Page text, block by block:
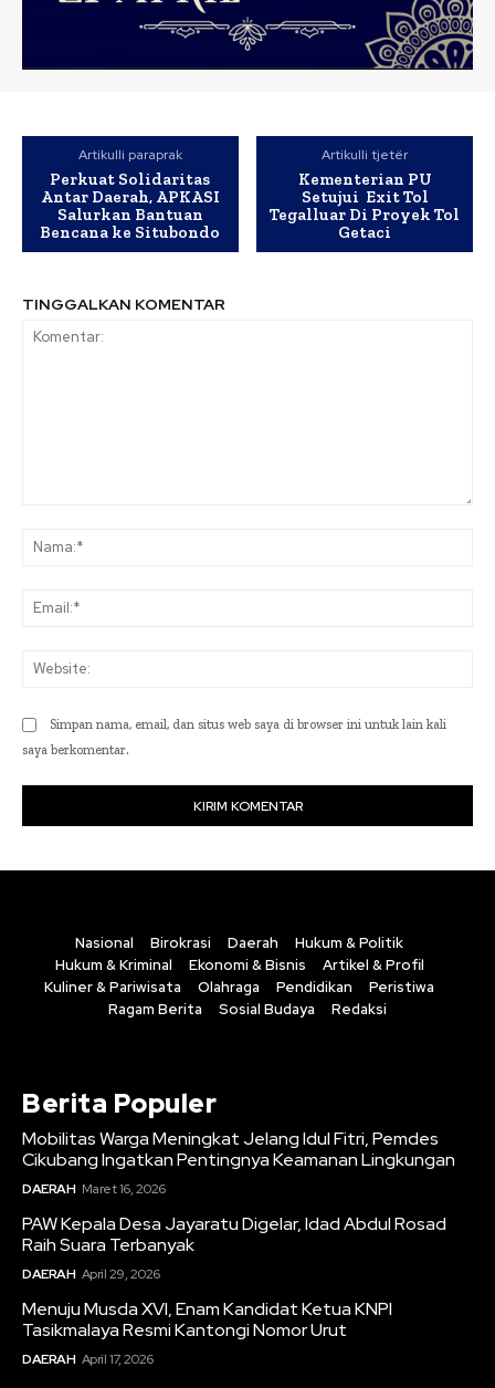
Artikulli paraprak
Perkuat Solidaritas
Antar Daerah, APKASI
Salurkan Bantuan
Bencana ke Situbondo
Artikulli tjetër
Kementerian PU
Setujui Exit Tol
Tegalluar Di Proyek Tol
Getaci
TINGGALKAN KOMENTAR
Simpan nama, email, dan situs web saya di browser ini untuk lain kali
saya berkomentar.
Nasional Birokrasi Daerah
Hukum & Politik
Hukum & Kriminal
Ekonomi & Bisnis
Artikel & Profil
Kuliner & Pariwisata
Olahraga Pendidikan
Peristiwa
Ragam Berita
Sosial Budaya Redaksi
Berita Populer
Mobilitas Warga Meningkat Jelang Idul Fitri, Pemdes
Cikubang Ingatkan Pentingnya Keamanan Lingkungan
DAERAH Maret 16, 2026
PAW Kepala Desa Jayaratu Digelar, Idad Abdul Rosad
Raih Suara Terbanyak
DAERAH April 29, 2026
Menuju Musda XVI, Enam Kandidat Ketua KNPI
Tasikmalaya Resmi Kantongi Nomor Urut
DAERAH April 17, 2026